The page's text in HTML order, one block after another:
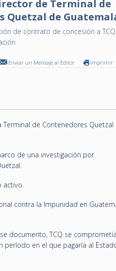
de Terminal de
Quetzal de
de contrato de concesión a
Enviar un Mensaje al Editor Imprimir
de Contenedores Quetzal
de una investigación por
activo.
contra la Impunidad en
documento, TCQ se
período en el que pagaría al